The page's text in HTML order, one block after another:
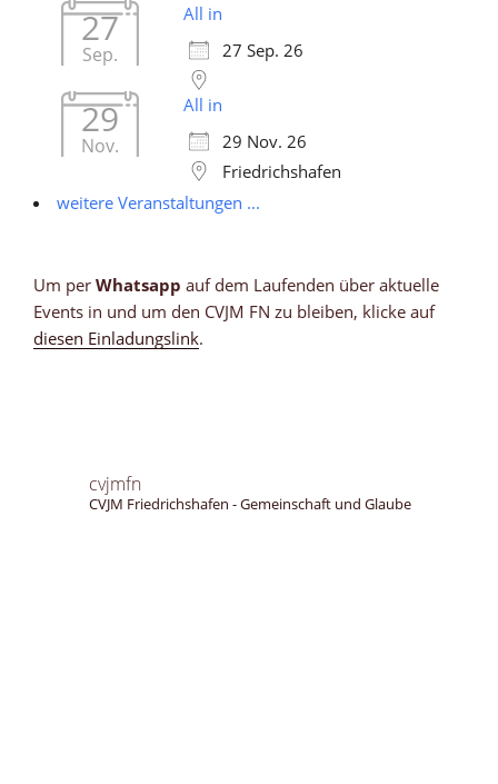
27
Sep.
All in
27 Sep. 26
29
Nov.
All in
29 Nov. 26
Friedrichshafen
weitere Veranstaltungen ...
Um per Whatsapp auf dem Laufenden über aktuelle
Events in und um den CVJM FN zu bleiben, klicke auf
diesen Einladungslink.
cvjmfn
CVJM Friedrichshafen - Gemeinschaft und Glaube